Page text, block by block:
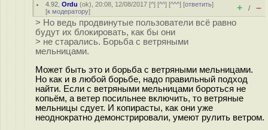
4.92 ,Ordu (ok), 20:08, 12/08/2017 [^] [^^] [^^^] [ответить]
[к модератору] + / –
> Но ведь продвинутые пользователи всё равно
будут их блокировать, как бы они
> не старались. Борьба с ветряными
мельницами.
Может быть это и борьба с ветряными мельницами.
Но как и в любой борьбе, надо правильный подход
найти. Если с ветряными мельницами бороться не
копьём, а ветер посильнее включить, то ветряные
мельницы сдует. И копирасты, как они уже
неоднократно демонстрировали, умеют рулить ветром.